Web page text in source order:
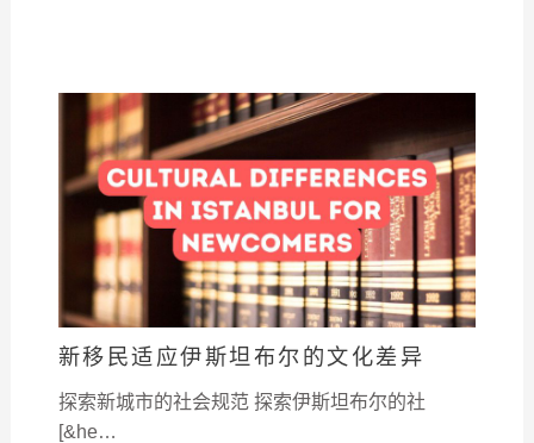
新移民适应伊斯坦布尔的文化差异
探索新城市的社会规范 探索伊斯坦布尔的社
[&he…